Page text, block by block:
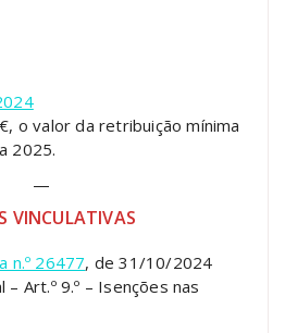
o valor da retribuição mínima
2025.
—
VINCULATIVAS
n.º 26477, de 31/10/2024
Art.º 9.º – Isenções nas